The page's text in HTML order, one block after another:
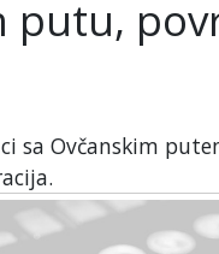
putu,
sa Ovčanskim